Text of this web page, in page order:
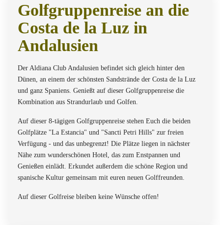
Golfgruppenreise an die
Costa de la Luz in
Andalusien
Der Aldiana Club Andalusien befindet sich gleich hinter den
Dünen, an einem der schönsten Sandstrände der Costa de la Luz
und ganz Spaniens. Genießt auf dieser Golfgruppenreise die
Kombination aus Strandurlaub und Golfen.
Auf dieser 8-tägigen Golfgruppenreise stehen Euch die beiden
Golfplätze "La Estancia" und "Sancti Petri Hills" zur freien
Verfügung - und das unbegrenzt! Die Plätze liegen in nächster
Nähe zum wunderschönen Hotel, das zum Enstpannen und
Genießen einlädt. Erkundet außerdem die schöne Region und
spanische Kultur gemeinsam mit euren neuen Golffreunden.
Auf dieser Golfreise bleiben keine Wünsche offen!